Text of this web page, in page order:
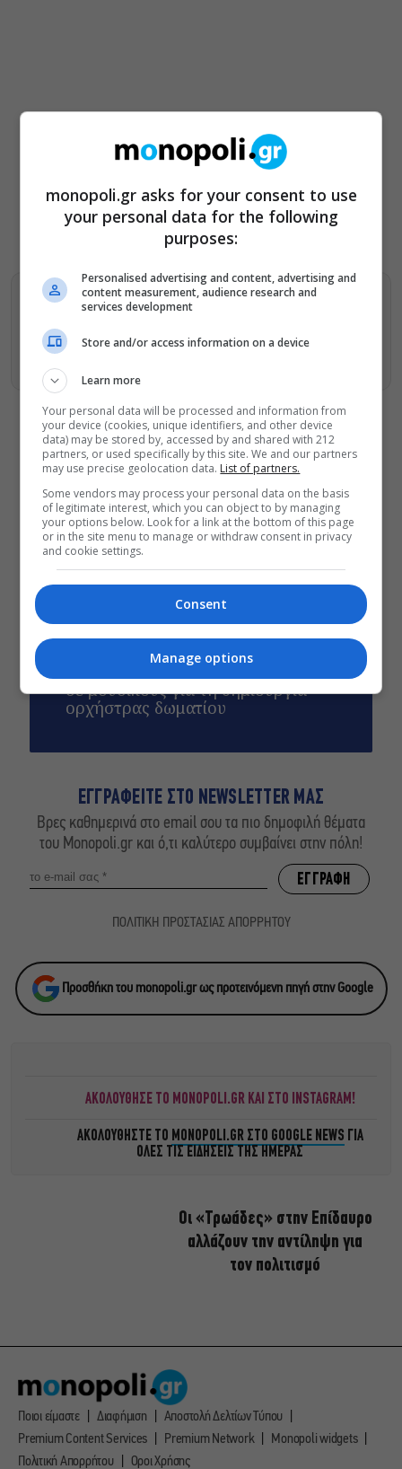
Βρείτε περισσότερα άρθρα μας στα αποτελέσματα
ΔΕΙΤΕ ΕΠΙΣΗΣ
«Κλεμμένος Πειρατής» – «Beauty and
Blue»: Το διπλό εκθεσιακό ταξίδι του
Απόστολου Χαντζαρά στην Πάτμο
Artist Unknown – Η Ήβη ήταν εδώ:
Η συγκλονιστική ιστορία της
ζωγράφου Ήβης Στάγκαλη στο
Δημοτικό Θέατρο Πειραιά
Conduit Ensemble: Ανοιχτό κάλεσμα
σε μουσικούς για τη δημιουργία
ορχήστρας δωματίου
ΕΓΓΡΑΦΕΙΤΕ ΣΤΟ NEWSLETTER ΜΑΣ
Βρες καθημερινά στο email σου τα πιο δημοφιλή θέματα
του Monopoli.gr και ό,τι καλύτερο συμβαίνει στην πόλη!
ΠΟΛΙΤΙΚΗ ΠΡΟΣΤΑΣΙΑΣ ΑΠΟΡΡΗΤΟΥ
Προσθήκη του monopoli.gr ως προτεινόμενη πηγή στην Google
ΑΚΟΛΟΥΘΗΣΕ ΤΟ MONOPOLI.GR ΚΑΙ ΣΤΟ INSTAGRAM!
ΑΚΟΛΟΥΘΗΣΤΕ ΤΟ MONOPOLI.GR ΣΤΟ GOOGLE NEWS ΓΙΑ
ΟΛΕΣ ΤΙΣ ΕΙΔΗΣΕΙΣ ΤΗΣ ΗΜΕΡΑΣ
Οι «Τρωάδες» στην Επίδαυρο
αλλάζουν την αντίληψη για
τον πολιτισμό
Ποιοι είμαστε Διαφήμιση
Αποστολή Δελτίων Τύπου
Premium Content Services
Premium Network
Monopoli widgets
Πολιτική Απορρήτου
Οροι Χρήσης
monopoli.gr asks for your consent to use
your personal data for the following
purposes:
Personalised advertising and content, advertising and
content measurement, audience research and
services development
Store and/or access information on a device
Learn more
Your personal data will be processed and information from
your device (cookies, unique identifiers, and other device
data) may be stored by, accessed by and shared with 212
partners, or used specifically by this site. We and our partners
may use precise geolocation data. List of partners.
Some vendors may process your personal data on the basis
of legitimate interest, which you can object to by managing
your options below. Look for a link at the bottom of this page
or in the site menu to manage or withdraw consent in privacy
and cookie settings.
Consent
Manage options